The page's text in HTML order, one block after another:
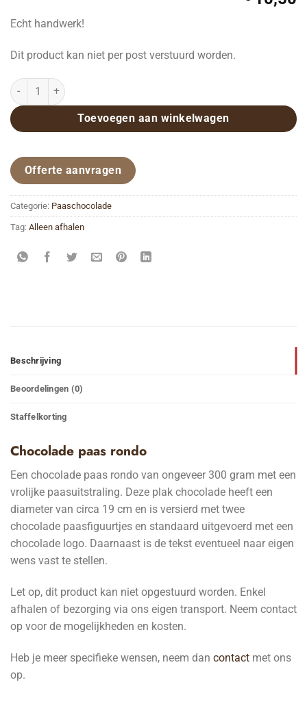
Echt handwerk!
Dit product kan niet per post verstuurd worden.
Chocolade paas rondo aantal
Toevoegen aan winkelwagen
Offerte aanvragen
Categorie: Paaschocolade
Tag: Alleen afhalen
Beschrijving
Beoordelingen (0)
Staffelkorting
Chocolade paas rondo
Een chocolade paas rondo van ongeveer 300 gram met een
vrolijke paasuitstraling. Deze plak chocolade heeft een
diameter van circa 19 cm en is versierd met twee
chocolade paasfiguurtjes en standaard uitgevoerd met een
chocolade logo. Daarnaast is de tekst eventueel naar eigen
wens vast te stellen.
Let op, dit product kan niet opgestuurd worden. Enkel
afhalen of bezorging via ons eigen transport. Neem contact
op voor de mogelijkheden en kosten.
Heb je meer specifieke wensen, neem dan contact met ons
op.